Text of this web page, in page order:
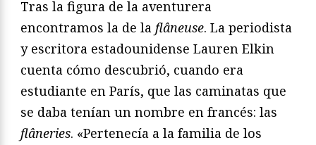
Tras la figura de la aventurera
encontramos la de la flâneuse. La periodista
y escritora estadounidense Lauren Elkin
cuenta cómo descubrió, cuando era
estudiante en París, que las caminatas que
se daba tenían un nombre en francés: las
flâneries. «Pertenecía a la familia de los